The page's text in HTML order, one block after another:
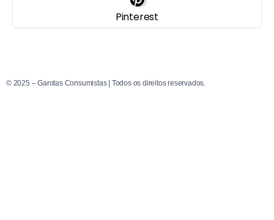
Pinterest
© 2025 – Garotas Consumistas | Todos os direitos reservados.